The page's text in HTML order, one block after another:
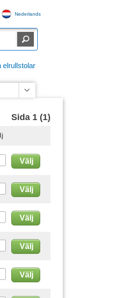
Nederlands
elrullstolar
Sida 1 (1)
Välj
Välj
Välj
Välj
Välj